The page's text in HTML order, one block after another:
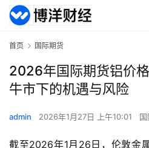
首页 国际期货
2026年国际期货铝价
牛市下的机遇与风险
admin 2026年1月27日 上午10:01
截至2026年1月26日，伦敦金